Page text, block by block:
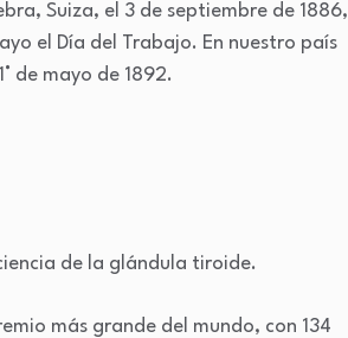
Suiza, el 3 de septiembre de 1886,
el Día del Trabajo. En nuestro país
de mayo de 1892.
de la glándula tiroide.
más grande del mundo, con 134